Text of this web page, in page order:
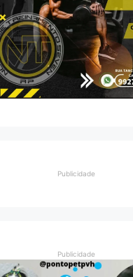
Publicidade
Publicidade